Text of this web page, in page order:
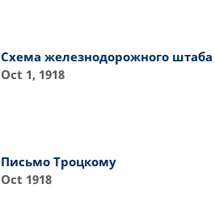
Схема железнодорожного штаба
Oct 1, 1918
Письмо Троцкому
Oct 1918